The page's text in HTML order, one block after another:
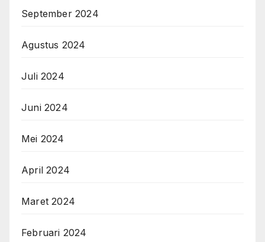
September 2024
Agustus 2024
Juli 2024
Juni 2024
Mei 2024
April 2024
Maret 2024
Februari 2024